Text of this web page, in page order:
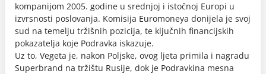
kompanijom 2005. godine u srednjoj i istočnoj Europi u
izvrsnosti poslovanja. Komisija Euromoneya donijela je svoj
sud na temelju tržišnih pozicija, te ključnih financijskih
pokazatelja koje Podravka iskazuje.
Uz to, Vegeta je, nakon Poljske, ovog ljeta primila i nagradu
Superbrand na tržištu Rusije, dok je Podravkina mesna